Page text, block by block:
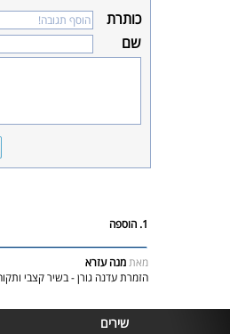
כותרת
שם
1. הוספה
מאתמנה עזרא
הזמרת עדנה גורן - בשיר קצבי
שירים